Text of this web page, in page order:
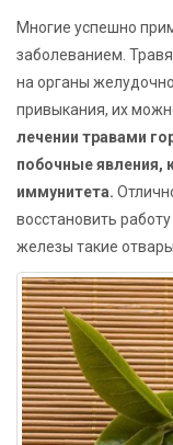
Многие успешно
заболеванием.
на органы
привыкания, их
лечении травами
побочные явления,
иммунитета.
восстановить
железы такие